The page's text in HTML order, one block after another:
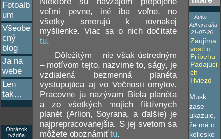
Fotoalb
um
Všeobe
cný
blog
Ja na
webe
Len
tak…
Obrázok
týždňa
veľmi pevne, iné iba voľne, no
všetky smerujú k rovnakej
myšlienke. Viac sa o nich dočítate
tu.
Dôležitým – nie však ústredným
– motívom tejto, nazvime to, ságy, je
vzdialená bezmenná planéta
vystupujúca aj vo Večnosti omylov.
Pracovne ju nazývam Biela planéta
a zo všetkých mojich fiktívnych
planét (Arlion, Soyrana, a ďalšie) je
najprepracovanejšia. S jej svetom sa
môžete oboznámiťtu.
Autor
Adhara dňa
21-07-26
Zaujíma
vosti o
Príbehu
Padajúci
ch
Hviezd
Musk
zase
ukazuje,
že má o
koliesko